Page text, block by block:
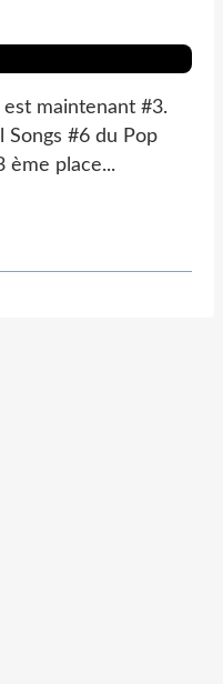
maintenant #3.
Songs #6 du Pop
ème place...